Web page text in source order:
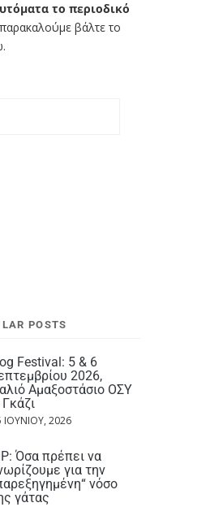
το περιοδικό
παρακαλούμε βάλτε το
POSTS
Festival: 5 & 6
2026,
Αμαξοστάσιο ΟΣΥ
ΙΟΥΝΊΟΥ, 2026
Όσα πρέπει να
για την
νόσο
γάτας